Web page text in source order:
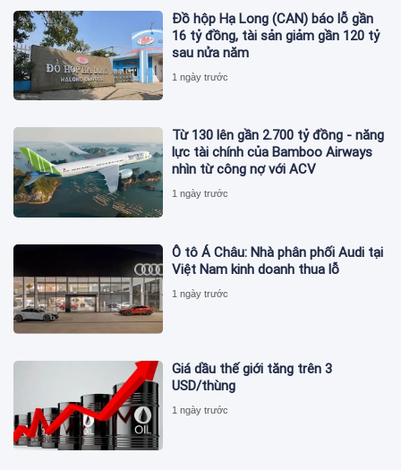
Đồ hộp Hạ Long (CAN) báo lỗ gần
16 tỷ đồng, tài sản giảm gần 120 tỷ
sau nửa năm
1 ngày trước
Từ 130 lên gần 2.700 tỷ đồng - năng
lực tài chính của Bamboo Airways
nhìn từ công nợ với ACV
1 ngày trước
Ô tô Á Châu: Nhà phân phối Audi tại
Việt Nam kinh doanh thua lỗ
1 ngày trước
Giá dầu thế giới tăng trên 3
USD/thùng
1 ngày trước